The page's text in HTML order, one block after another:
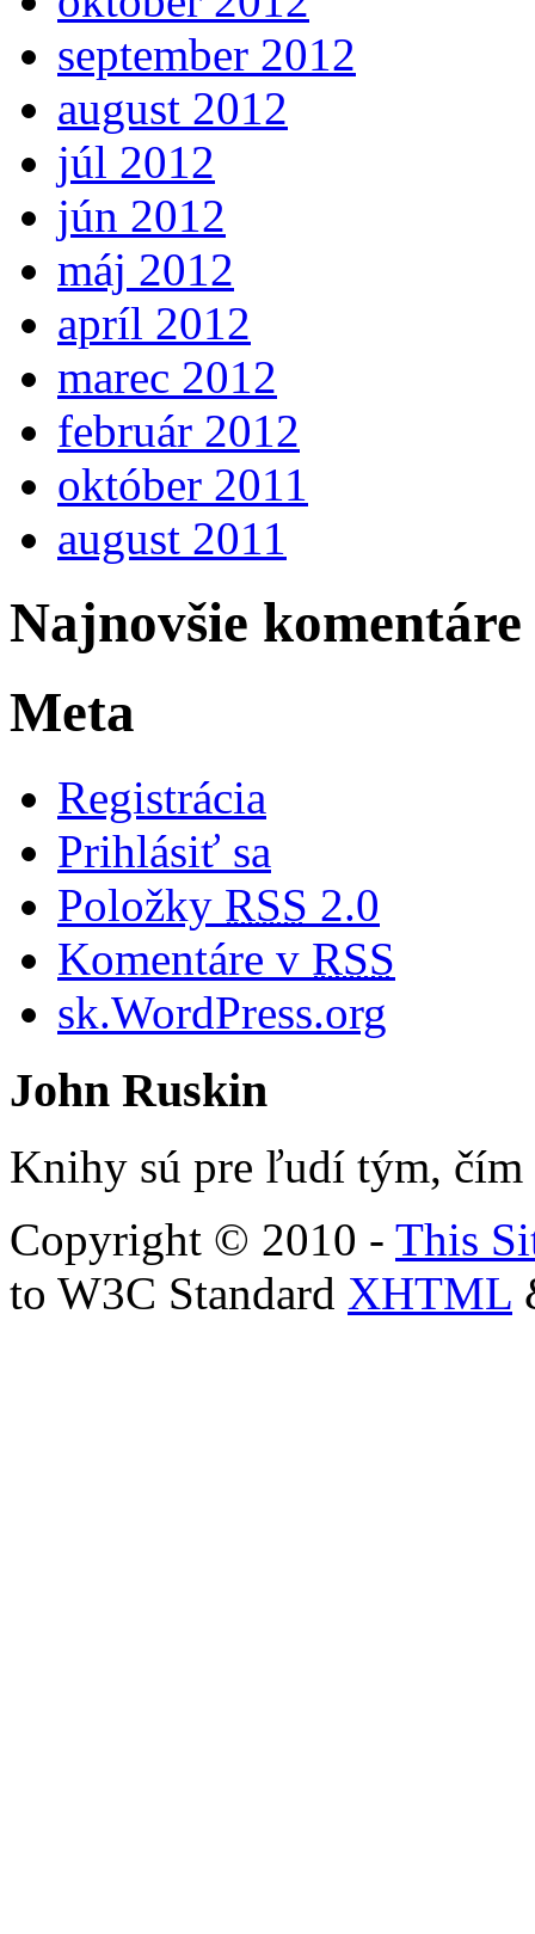
september 2012
august 2012
júl 2012
jún 2012
máj 2012
apríl 2012
marec 2012
február 2012
október 2011
august 2011
Najnovšie komentáre
Meta
Registrácia
Prihlásiť sa
Položky RSS 2.0
Komentáre v RSS
sk.WordPress.org
John Ruskin
Knihy sú pre ľudí tým,
Copyright © 2010 - This
to W3C Standard XHTML